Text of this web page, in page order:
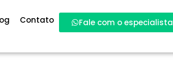
Contato Fale com o especialista